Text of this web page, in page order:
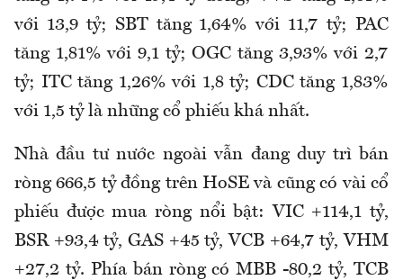
với 13,9 tỷ; SBT tăng 1,64% với 11,7 tỷ; PAC
tăng 1,81% với 9,1 tỷ; OGC tăng 3,93% với 2,7
tỷ; ITC tăng 1,26% với 1,8 tỷ; CDC tăng 1,83%
với 1,5 tỷ là những cổ phiếu khá nhất.
Nhà đầu tư nước ngoài vẫn đang duy trì bán
ròng 666,5 tỷ đồng trên HoSE và cũng có vài cổ
phiếu được mua ròng nổi bật: VIC +114,1 tỷ,
BSR +93,4 tỷ, GAS +45 tỷ, VCB +64,7 tỷ, VHM
+27,2 tỷ. Phía bán ròng có MBB -80,2 tỷ, TCB